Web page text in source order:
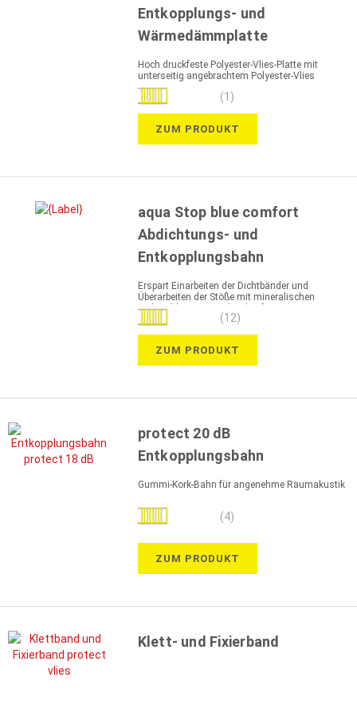
Entkopplungs- und
Wärmedämmplatte
Hoch druckfeste Polyester-Vlies-Platte mit
unterseitig angebrachtem Polyester-Vlies
Bewertung:
100%
(1)
ZUM PRODUKT
aqua Stop blue comfort
Abdichtungs- und
Entkopplungsbahn
Erspart Einarbeiten der Dichtbänder und
Überarbeiten der Stöße mit mineralischen
Dichtschlämmen in der vliesfreien Zone
Bewertung:
100%
(12)
ZUM PRODUKT
protect 20 dB
Entkopplungsbahn
Gummi-Kork-Bahn für angenehme Raumakustik
Bewertung: (4)
ZUM PRODUKT
Klett- und Fixierband